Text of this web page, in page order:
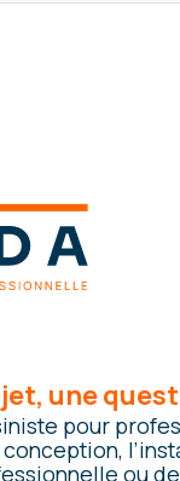
une
pour
ou